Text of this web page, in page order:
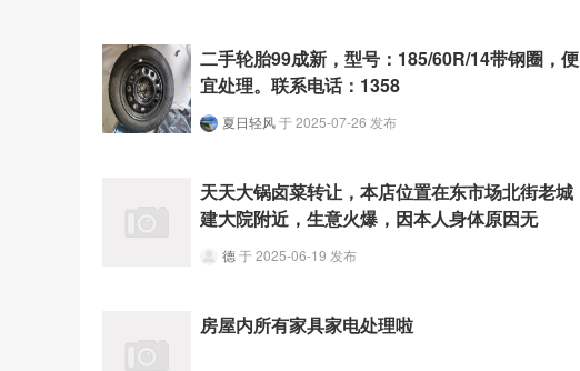
二手轮胎99成新，型号：185/60R/14带钢圈，便
宜处理。联系电话：1358
夏日轻风于 2025-07-26 发布
天天大锅卤菜转让，本店位置在东市场北街老城
建大院附近，生意火爆，因本人身体原因无
德于 2025-06-19 发布
房屋内所有家具家电处理啦